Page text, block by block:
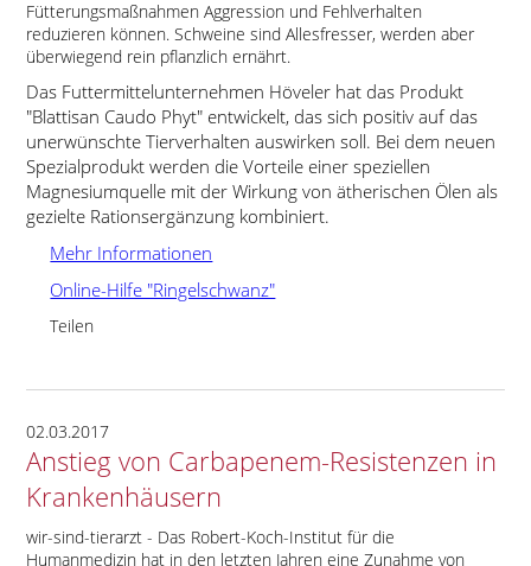
Fütterungsmaßnahmen Aggression und Fehlverhalten
reduzieren können. Schweine sind Allesfresser, werden aber
überwiegend rein pflanzlich ernährt.
Das Futtermittelunternehmen Höveler hat das Produkt
Blattisan Caudo Phyt entwickelt, das sich positiv auf das
unerwünschte Tierverhalten auswirken soll. Bei dem neuen
Spezialprodukt werden die Vorteile einer speziellen
Magnesiumquelle mit der Wirkung von ätherischen Ölen als
gezielte Rationsergänzung kombiniert.
Mehr Informationen
Online-Hilfe "Ringelschwanz"
Teilen
02.03.2017
Anstieg von Carbapenem-Resistenzen in
Krankenhäusern
wir-sind-tierarzt - Das Robert-Koch-Institut für die
Humanmedizin hat in den letzten Jahren eine Zunahme von